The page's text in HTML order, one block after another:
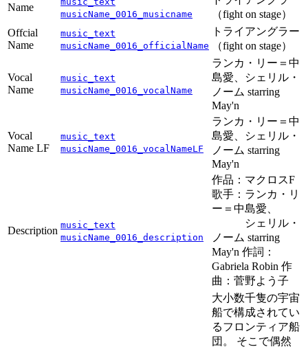
Name
musicName_0016_musicname
（fight on stage）
Offcial
Name
music_text
musicName_0016_officialName
トライアングラー
（fight on stage）
Vocal
Name
music_text
musicName_0016_vocalName
ランカ・リー＝中
島愛、シェリル・
ノーム starring
May'n
Vocal
Name LF
music_text
musicName_0016_vocalNameLF
ランカ・リー＝中
島愛、シェリル・
ノーム starring
May'n
Description music_text
musicName_0016_description
作品：マクロスF
歌手：ランカ・リ
ー＝中島愛、
シェリル・
ノーム starring
May'n 作詞：
Gabriela Robin 作
曲：菅野よう子
大小数千隻の宇宙
船で構成されてい
るフロンティア船
団。 そこで偶然